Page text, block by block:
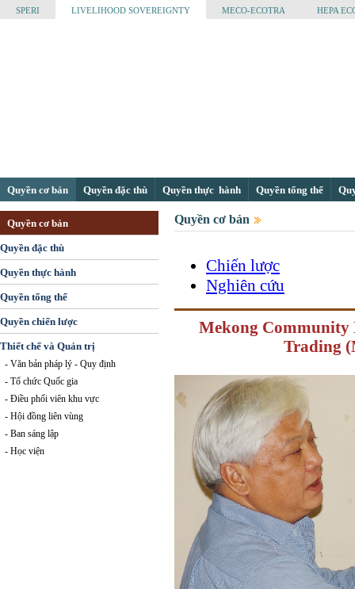
SPERI LIVELIHOOD SOVEREIGNTY MECO-ECOTRA HEPA
Quyền cơ bản Quyền đặc thù Quyền thực hành Quyền tổng thể
Quyền cơ bản
Quyền đặc thù
Quyền thực hành
Quyền tổng thể
Quyền chiến lược
Thiết chế và Quản trị
- Văn bản pháp lý - Quy định
- Tổ chức Quốc gia
- Điều phối viên khu vực
- Hội đồng liên vùng
- Ban sáng lập
- Học viện
Quyền cơ bản
Chiến lược
Nghiên cứu
Mekong Community
Trading (